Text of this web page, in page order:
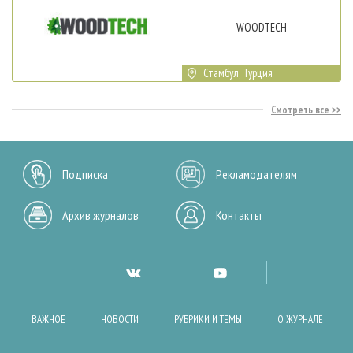
WOODTECH
Стамбул, Турция
Смотреть все
Подписка Рекламодателям
Архив журналов Контакты
ВАЖНОЕ НОВОСТИ РУБРИКИ И ТЕМЫ О ЖУРНАЛЕ